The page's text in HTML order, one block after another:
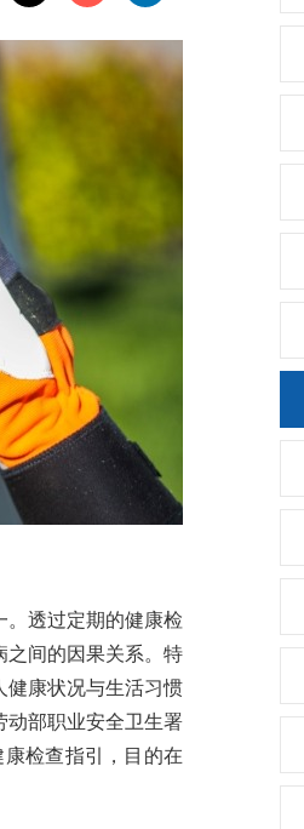
。透过定期的健康检
之间的因果关系。特
健康状况与生活习惯
动部职业安全卫生署
检查指引，目的在